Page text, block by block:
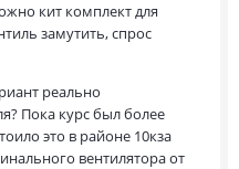
кит комплект для
замутить, спрос
реально
Пока курс был более
это в районе 10кза
вентилятора от